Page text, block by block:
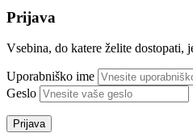
Prijava
Vsebina, do katere želite dostopati,
Uporabniško ime
Geslo
Prijava